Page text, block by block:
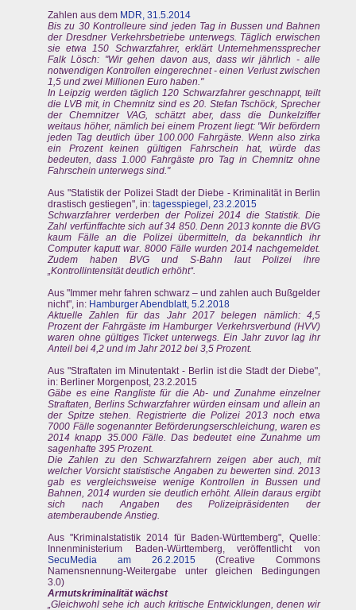
Zahlen aus dem MDR, 31.5.2014
Bis zu 30 Kontrolleure sind jeden Tag in Bussen und Bahnen
der Dresdner Verkehrsbetriebe unterwegs. Täglich erwischen
sie etwa 150 Schwarzfahrer, erklärt Unternehmenssprecher
Falk Lösch: "Wir gehen davon aus, dass wir jährlich - alle
notwendigen Kontrollen eingerechnet - einen Verlust zwischen
1,5 und zwei Millionen Euro haben."
In Leipzig werden täglich 120 Schwarzfahrer geschnappt, teilt
die LVB mit, in Chemnitz sind es 20. Stefan Tschöck, Sprecher
der Chemnitzer VAG, schätzt aber, dass die Dunkelziffer
weitaus höher, nämlich bei einem Prozent liegt: "Wir befördern
jeden Tag deutlich über 100.000 Fahrgäste. Wenn also zirka
ein Prozent keinen gültigen Fahrschein hat, würde das
bedeuten, dass 1.000 Fahrgäste pro Tag in Chemnitz ohne
Fahrschein unterwegs sind."
Aus "Statistik der Polizei Stadt der Diebe - Kriminalität in Berlin
drastisch gestiegen", in: tagesspiegel, 23.2.2015
Schwarzfahrer verderben der Polizei 2014 die Statistik. Die
Zahl verfünffachte sich auf 34 850. Denn 2013 konnte die BVG
kaum Fälle an die Polizei übermitteln, da bekanntlich ihr
Computer kaputt war. 8000 Fälle wurden 2014 nachgemeldet.
Zudem haben BVG und S-Bahn laut Polizei ihre
„Kontrollintensität deutlich erhöht“.
Aus "Immer mehr fahren schwarz – und zahlen auch Bußgelder
nicht", in: Hamburger Abendblatt, 5.2.2018
Aktuelle Zahlen für das Jahr 2017 belegen nämlich: 4,5
Prozent der Fahrgäste im Hamburger Verkehrsverbund (HVV)
waren ohne gültiges Ticket unterwegs. Ein Jahr zuvor lag ihr
Anteil bei 4,2 und im Jahr 2012 bei 3,5 Prozent.
Aus "Straftaten im Minutentakt - Berlin ist die Stadt der Diebe",
in: Berliner Morgenpost, 23.2.2015
Gäbe es eine Rangliste für die Ab- und Zunahme einzelner
Straftaten, Berlins Schwarzfahrer würden einsam und allein an
der Spitze stehen. Registrierte die Polizei 2013 noch etwa
7000 Fälle sogenannter Beförderungserschleichung, waren es
2014 knapp 35.000 Fälle. Das bedeutet eine Zunahme um
sagenhafte 395 Prozent.
Die Zahlen zu den Schwarzfahrern zeigen aber auch, mit
welcher Vorsicht statistische Angaben zu bewerten sind. 2013
gab es vergleichsweise wenige Kontrollen in Bussen und
Bahnen, 2014 wurden sie deutlich erhöht. Allein daraus ergibt
sich nach Angaben des Polizeipräsidenten der
atemberaubende Anstieg.
Aus "Kriminalstatistik 2014 für Baden-Württemberg", Quelle:
Innenministerium Baden-Württemberg, veröffentlicht von
SecuMedia am 26.2.2015(Creative Commons
Namensnennung-Weitergabe unter gleichen Bedingungen
3.0)
Armutskriminalität wächst
„Gleichwohl sehe ich auch kritische Entwicklungen, denen wir